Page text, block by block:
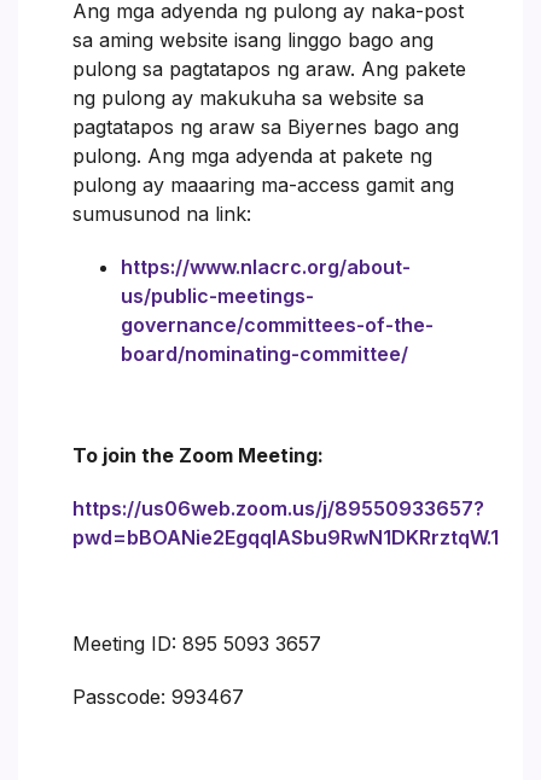
Ang mga adyenda ng pulong ay naka-post
sa aming website isang linggo bago ang
pulong sa pagtatapos ng araw. Ang pakete
ng pulong ay makukuha sa website sa
pagtatapos ng araw sa Biyernes bago ang
pulong. Ang mga adyenda at pakete ng
pulong ay maaaring ma-access gamit ang
sumusunod na link:
https://www.nlacrc.org/about-
us/public-meetings-
governance/committees-of-the-
board/nominating-committee/
To join the Zoom Meeting:
https://us06web.zoom.us/j/89550933657?
pwd=bBOANie2EgqqIASbu9RwN1DKRrztqW.1
Meeting ID: 895 5093 3657
Passcode: 993467